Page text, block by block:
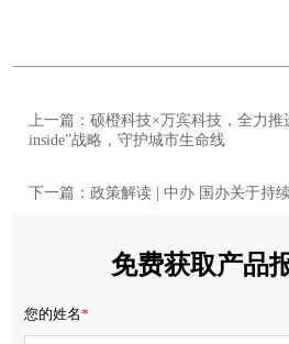
上一篇：硕橙科技×万宾科技，全力推
inside”战略，守护城市生命线
下一篇：政策解读 | 中办 国办关于持
免费获取产品
您的姓名*